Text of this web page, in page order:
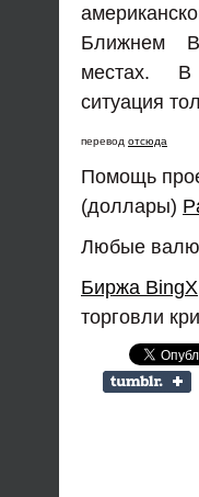
Ближнем
местах. В
ситуация
перевод отсюда
Помощь
(доллары)
Любые
Биржа BingX
торговли